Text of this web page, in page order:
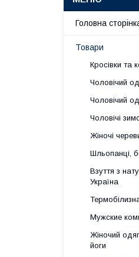
Головна
Товари
Кросівки та
Чоловічий
Чоловічий
Чоловічі
Жіночі
Шльопанці,
Взуття з
Україна
Мужские
Жіночий
йоги